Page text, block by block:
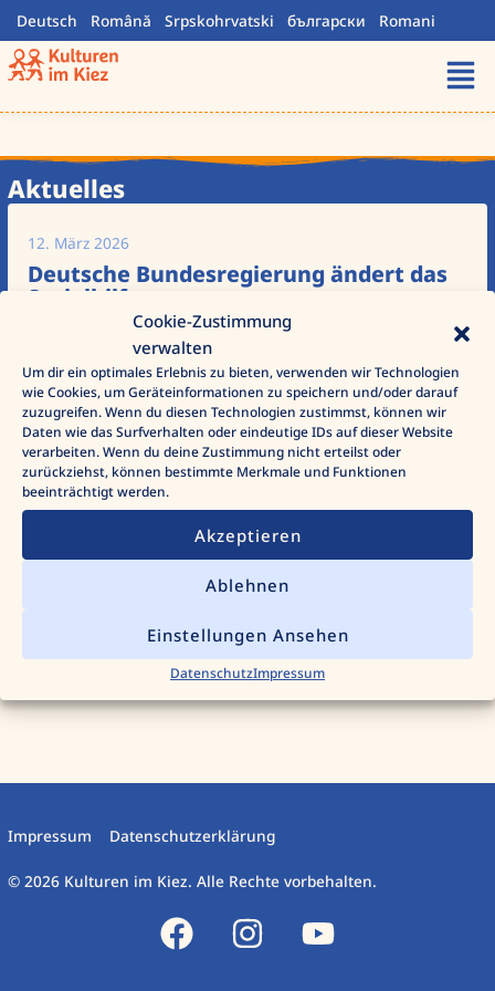
Cookie-Zustimmung
verwalten
Um dir ein optimales Erlebnis zu bieten, verwenden wir Technologien
wie Cookies, um Geräteinformationen zu speichern und/oder darauf
zuzugreifen. Wenn du diesen Technologien zustimmst, können wir
Daten wie das Surfverhalten oder eindeutige IDs auf dieser Website
verarbeiten. Wenn du deine Zustimmung nicht erteilst oder
zurückziehst, können bestimmte Merkmale und Funktionen
beeinträchtigt werden.
Akzeptieren
Ablehnen
Einstellungen Ansehen
DatenschutzImpressum
Zum
Inhalt
springen
Deutsch Română Srpskohrvatski български Romani
Aktuelles
12. März 2026
Deutsche Bundesregierung ändert das
Sozialhilfesystem
Was ändert sich? Neuer Name der Sozialhilfe: „Bürgergeld“
wird zu „Grundsicherung für Arbeitssuchende“.
Weiter lesen
F
a
I
n
Y
o
© 2026 Kulturen im Kiez. Alle Rechte vorbehalten.
Impressum Datenschutzerklärung